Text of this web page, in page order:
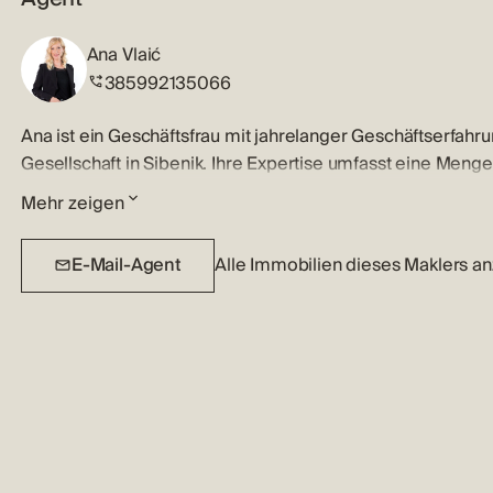
Ana Vlaić
385992135066
Ana ist ein Geschäftsfrau mit jahrelanger
Gesellschaft in Sibenik. Ihre Expertise umfasst eine
Verhandlungsfähigkeiten und eine gute Kenntnis des
Bedürfnisse und Lebensziele von Verkäufern und
Eigentum Verkauft, mit kreativen Möglichkeiten, um die
präsentieren. Ihre Fähigkeit des Managements,
Zuverlässigkeit bieten ihren Kunden die optimalen
Mehr zeigen
E-Mail-Agent Alle Immobilien dieses Maklers